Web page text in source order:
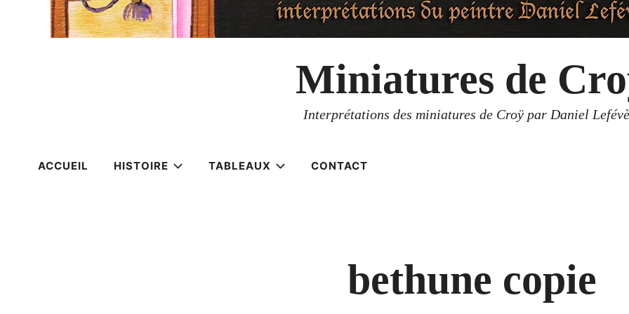
Miniatures de
Interprétations des miniatures de Croÿ par Daniel
ACCUEIL HISTOIRE TABLEAUX CONTACT
bethune copie